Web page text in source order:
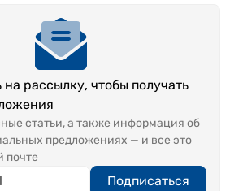
рассылку, чтобы получать
статьи, а также информация об
предложениях — и все это
почте
Подписаться